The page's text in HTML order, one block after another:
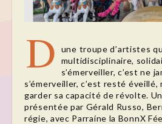
D
une troupe d’artistes
multidisciplinaire,
s’émerveiller, c’est ne
s’émerveiller, c’est resté
garder sa capacité de révolte.
présentée par Gérald Russo,
régie, avec Parraine la BonnX